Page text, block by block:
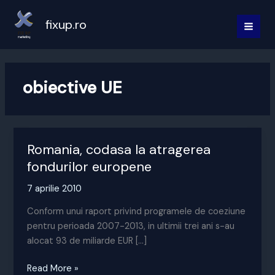
content
fixup.ro
obiective UE
Romania, codasa la atragerea
fondurilor europene
7 aprilie 2010
Conform unui raport privind programele de coeziune
pentru perioada 2007-2013, in ultimii trei ani s-au
alocat 93 de miliarde EUR […]
Romania,
Read More »